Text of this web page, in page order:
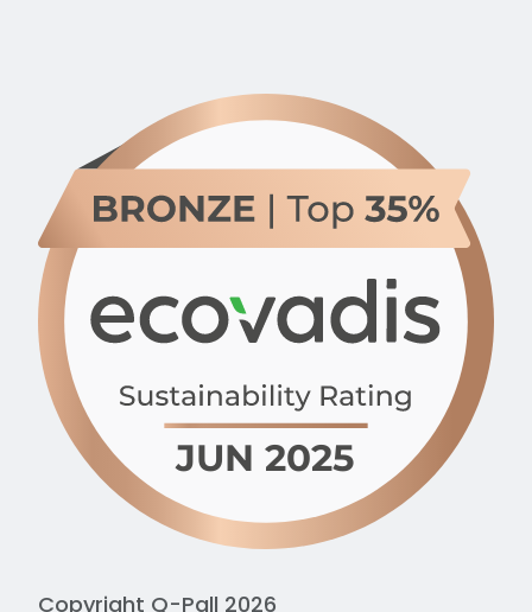
Copyright Q-Pall 2026